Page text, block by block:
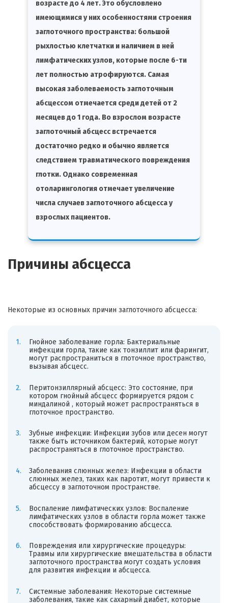
возрасте до 4 лет. Это обусловлено
имеющимися у них особенностями строения
заглоточного пространства: большой
рыхлостью клетчатки и наличием в ней
лимфатических узлов, которые после 6-ти
лет полностью атрофируются. Самая
высокая заболеваемость заглоточным
абсцессом отмечается среди детей от 2
месяцев до 1 года. Во взрослом возрасте
заглоточный абсцесс встречается
достаточно редко и обычно является
следствием травматического повреждения
глотки. Однако современная
отоларингология отмечает увеличение
числа случаев заглоточного абсцесса у
взрослых пациентов.
Причины абсцесса
Некоторые из основных причин заглоточного абсцесса:
Гнойное заболевание горла: Бактериальные
инфекции горла, такие как тонзиллит или фарингит,
могут распространиться в глоточное пространство,
вызывая абсцесс.
Перитонзиллярный абсцесс: Это состояние, при
котором гнойный абсцесс формируется рядом с
миндалиной , который может распространяться в
глоточное пространство.
Зубные инфекции: Инфекции зубов или десен могут
также быть источником бактерий, которые могут
распространяться в глоточное пространство.
Заболевания слюнных желез: Инфекции в области
слюнных желез, таких как паротит, могут привести к
абсцессу в заглоточном пространстве.
Воспаление лимфатических узлов: Воспаление
лимфатических узлов в области горла может также
способствовать формированию абсцесса.
Повреждения или хирургические процедуры:
Травмы или хирургические вмешательства в области
заглоточного пространства могут создать условия
для развития инфекции и абсцесса.
Системные заболевания: Некоторые системные
заболевания, такие как сахарный диабет, которые